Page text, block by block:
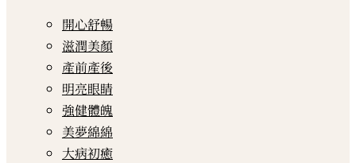
開心舒暢
滋潤美顏
產前產後
明亮眼睛
強健體魄
美夢綿綿
大病初癒